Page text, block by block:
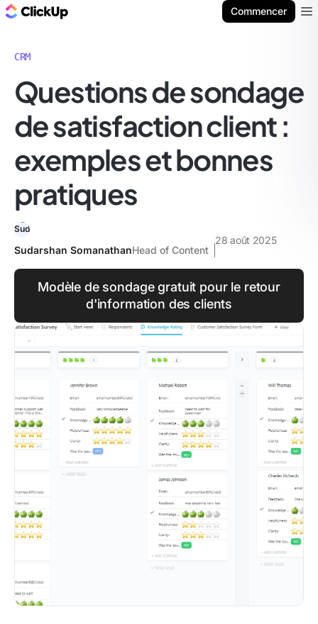
Commencer
CRM
Questions de sondage
de satisfaction client :
exemples et bonnes
pratiques
Sudarshan SomanathanHead of Content
28 août 2025
Modèle de sondage gratuit pour le retour
d'information des clients